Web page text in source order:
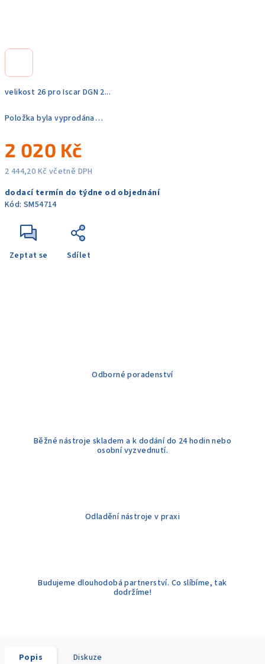
velikost 26 pro Iscar DGN 2...
Položka byla vyprodána…
2 020 Kč
2 444,20 Kč včetně DPH
cena:
dodací termín do týdne od objednání
Kód: SM54714
Zeptat se Sdílet
Odborné poradenství
Běžné nástroje skladem a k dodání do 24 hodin nebo
osobní vyzvednutí.
Odladění nástroje v praxi
Budujeme dlouhodobá partnerství. Co slíbíme, tak
dodržíme!
Popis Diskuze